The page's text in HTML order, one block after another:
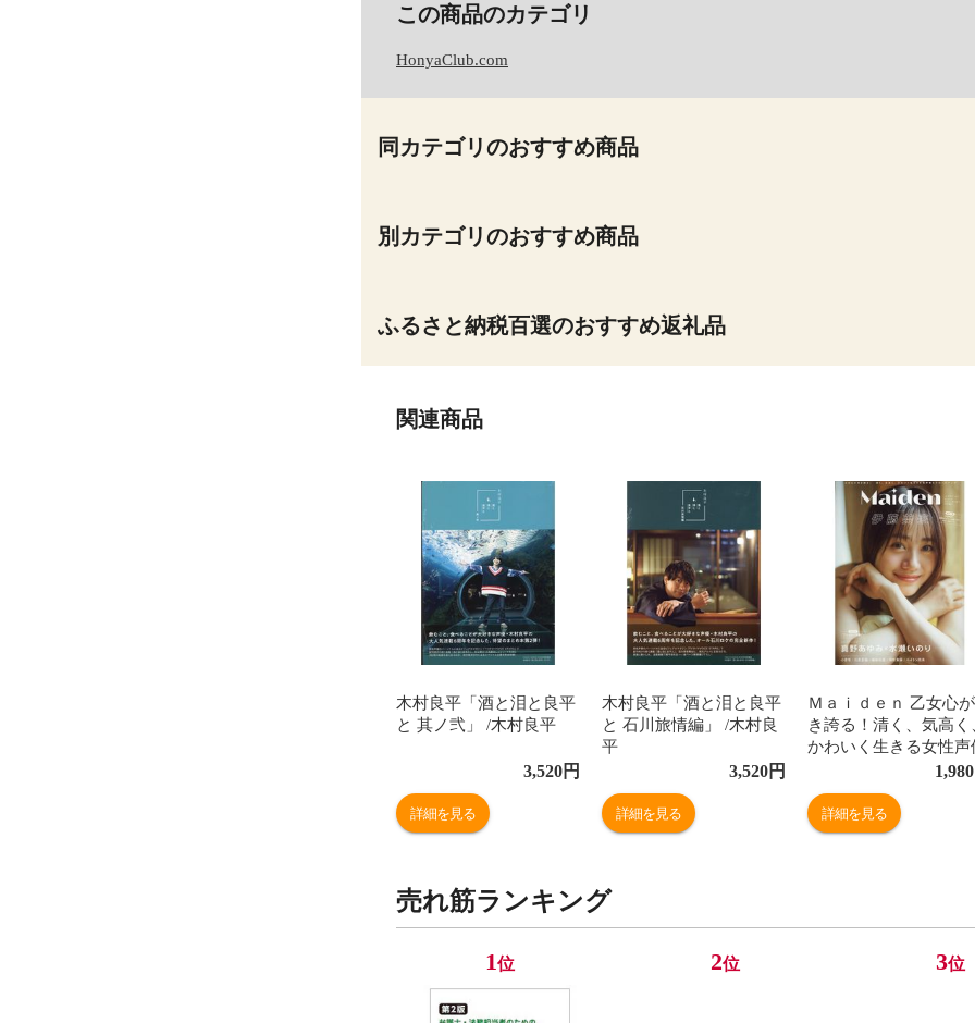
この商品のカテゴリ
HonyaClub.com
同カテゴリのおすすめ商品
別カテゴリのおすすめ商品
ふるさと納税百選のおすすめ返礼品
関連商品
木村良平「酒と泪と良平
と 其ノ弐」 /木村良平
3,520円
詳細を見る
木村良平「酒と泪と良平
と 石川旅情編」 /木村良
平
3,520円
詳細を見る
Ｍａｉｄｅｎ 乙女心
き誇る！清く、気高く
かわいく生きる女性声
をクローズアップ ｖｏ
ｌ．３
1,980
詳細を見る
売れ筋ランキング
1位 2位 3位